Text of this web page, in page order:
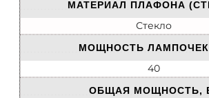
МАТЕРИАЛ ПЛАФОНА
Стекло
МОЩНОСТЬ
40
ОБЩАЯ МОЩНОСТЬ,